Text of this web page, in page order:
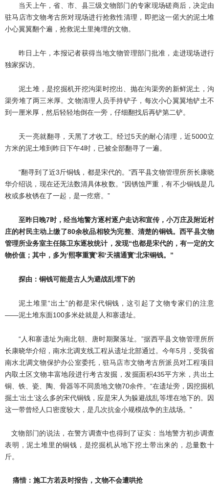
当天上午，省、市、县三级文物部门的专家现场磋商后，决定由
驻马店市文物考古所对现场进行抢救性清理，即把这一偌大的泥土堆
小心翼翼翻个遍，抢救泥土里掩埋的文物。
昨日上午，本报记者获得当地文物管理部门批准，走进现场进行
独家探访。
泥土堆，是挖掘机开挖沟渠时挖出、抛在沟渠旁的新鲜泥土，沟
渠旁堆了两三米厚。文物清理人员手持铲子，每次小心翼翼地铲土不
到一厘米厚，然后轻轻地倒在一旁，仔细翻找后再铲第二铲。
天一亮就翻寻，天黑了才收工。经过5天的耐心清理，近5000立
方米的泥土堆到昨日下午4时，已被全部翻寻了一遍。
“翻寻到了近3斤铜钱，都是宋代的。”西平县文物管理所所长康晓
华介绍说，现在还无法数清具体枚数。“因锈蚀严重，有不少铜钱是几
枚或多枚锈在了一起，是一疙瘩。”
至昨日晚7时，经当地警方逐村逐户走访和宣传，小万庄及附近村
庄的村民主动上缴了80余枚品相较为完整、清楚的铜钱。西平县文物
管理所业务室主任陈卫东逐枚统计，发现“也都是宋代的，有一定的文
物价值；其中，多为‘熙寧重寳’和‘天禧通寳’北宋铜钱。”
探由：铜钱可能是古人为避战乱埋下的
泥土堆里“出土”的都是宋代铜钱，这引起了文物专家们的注意
——泥土堆东面100多米处就是人和寨遗址。
“人和寨遗址为南北朝、唐时期聚落址。”据西平县文物管理所所
长康晓华介绍，南水北调支线工程从遗址北部通过。今年5月，受我省
南水北调文物保护办公室委托，驻马店市文物考古所派员对工程项目
内取土区文物丰富地段进行考古发掘，发掘面积435平方米，共出土
铜、铁、瓷、陶、骨器等不同质地文物70余件。“在遗址旁，因挖掘机
掘土‘出土’这么多的宋代铜钱，应是宋人为躲避战乱等埋在地下的。因
这一带曾经人口密度较大，是几次抗金小规模战争的主战场。”
文物部门的说法，在警方调查中也得到了证实：当地警方初步调查
表明，泥土堆里的铜钱，是挖掘机从地下挖土带出来的，总量数十
斤。
痛惜：施工方若及时报告，文物不会遭哄抢